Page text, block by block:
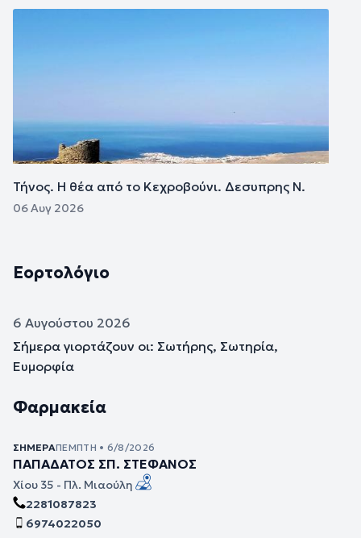
Τήνος. Η θέα από το Κεχροβούνι. Δεσυπρης Ν.
06 Αυγ 2026
Εορτολόγιο
6 Αυγούστου 2026
Σήμερα γιορτάζουν οι: Σωτήρης, Σωτηρία,
Ευμορφία
Φαρμακεία
ΣΉΜΕΡΑΠΈΜΠΤΗ • 6/8/2026
ΠΑΠΑΔΑΤΟΣ ΣΠ. ΣΤΕΦΑΝΟΣ
Χίου 35 - Πλ. Μιαούλη
2281087823
6974022050